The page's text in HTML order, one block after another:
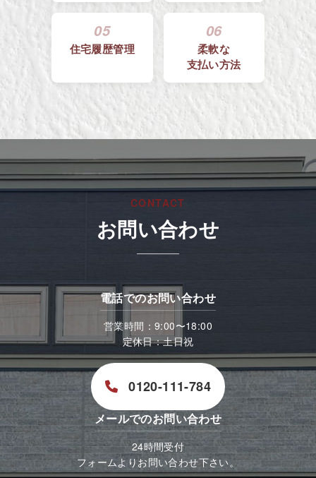
05
住宅履歴管理
06
柔軟な
支払い方法
CONTACT
お問い合わせ
電話でのお問い合わせ
営業時間：9:00〜18:00
定休日：土日祝
0120-111-784
メールでのお問い合わせ
24時間受付
フォームよりお問い合わせ下さい。